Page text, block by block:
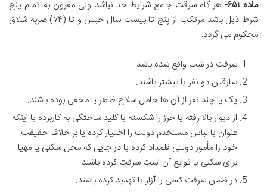
ماده ۶۵۱-
هر گاه سرقت جامع شرایط حد نباشد ولی مقرون به تمام پنج
شرط ذیل باشد مرتکب از پنج تا بیست سال حبس و تا (۷۴) ضربه شلاق
محکوم می گردد:
سرقت در شب واقع شده باشد.
سارقین دو نفر یا بیشتر باشند.
یک یا چند نفر از آن ها حامل سلاح ظاهر یا مخفی بوده باشند.
از دیوار بالا رفته یا حرز را شکسته یا کلید ساختگی به کاربرده یا اینکه
عنوان یا لباس مستخدم دولت را اختیار کرده یا بر خلاف حقیقت
خود را مأمور دولتی قلمداد کرده یا در جایی که محل سکنی یا مهیا
برای سکنی یا توابع آن است سرقت کرده باشند.
در ضمن سرقت کسی را آزار یا تهدید کرده باشند.